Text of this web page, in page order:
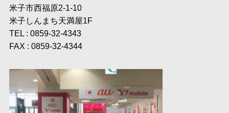
米子市西福原2-1-10
米子しんまち天満屋1F
TEL : 0859-32-4343
FAX : 0859-32-4344